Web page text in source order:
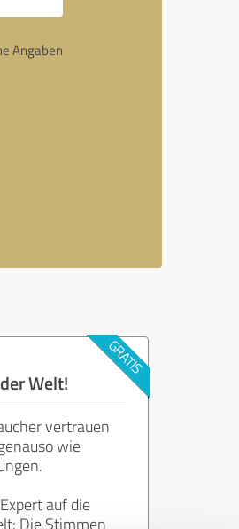
Angaben
Welt!
vertrauen
wie
auf die
Die Stimmen